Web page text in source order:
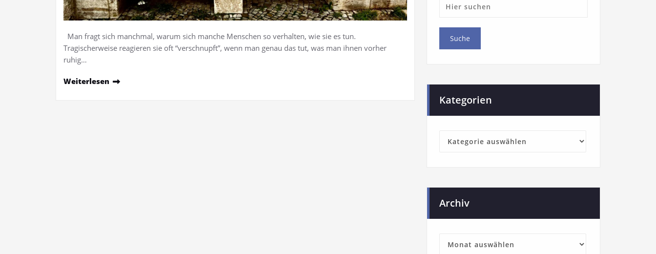
Man fragt sich manchmal, warum sich manche Menschen so verhalten, wie sie es tun.
Tragischerweise reagieren sie oft “verschnupft”, wenn man genau das tut, was man ihnen vorher
ruhig…
Weiterlesen
Kategorien
Archiv